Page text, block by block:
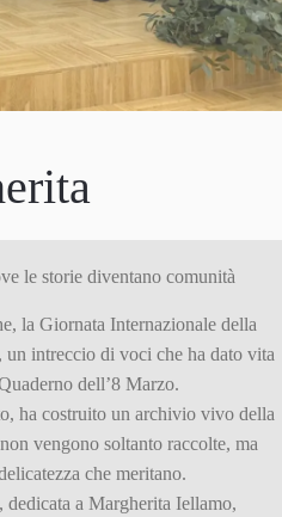
le storie diventano comunità
la Giornata Internazionale della
intreccio di voci che ha dato vita
dell’8 Marzo.
ha costruito un archivio vivo della
vengono soltanto raccolte, ma
che meritano.
a Margherita Iellamo,